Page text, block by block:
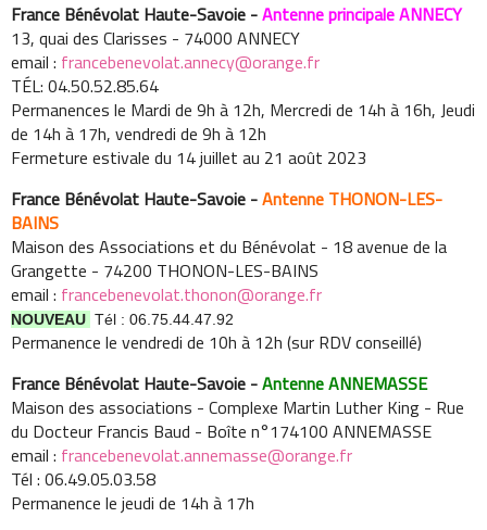
France Bénévolat Haute-Savoie -Antenne principale ANNECY
13, quai des Clarisses - 74000 ANNECY
email : francebenevolat.annecy@orange.fr
TÉL: 04.50.52.85.64
Permanences le Mardi de 9h à 12h, Mercredi de 14h à 16h, Jeudi
de 14h à 17h, vendredi de 9h à 12h
Fermeture estivale du 14 juillet au 21 août 2023
France Bénévolat Haute-Savoie -Antenne THONON-LES-
BAINS
Maison des Associations et du Bénévolat - 18 avenue de la
Grangette - 74200 THONON-LES-BAINS
email : francebenevolat.thonon@orange.fr
NOUVEAU Tél : 06.75.44.47.92
Permanence le vendredi de 10h à 12h (sur RDV conseillé)
France Bénévolat Haute-Savoie -Antenne ANNEMASSE
Maison des associations - Complexe Martin Luther King - Rue
du Docteur Francis Baud - Boîte n°174100 ANNEMASSE
email : francebenevolat.annemasse@orange.fr
Tél : 06.49.05.03.58
Permanence le jeudi de 14h à 17h